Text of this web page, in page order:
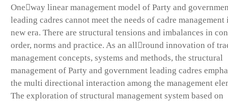
Oneway linear management model of Party and
leading cadres cannot meet the needs of cadre management
new era. There are structural tensions and imbalances in
order, norms and practice. As an allround innovation of
management concepts, systems and methods, the structural
management of Party and government leading cadres
the multi directional interaction among the management
The exploration of structural management system based on